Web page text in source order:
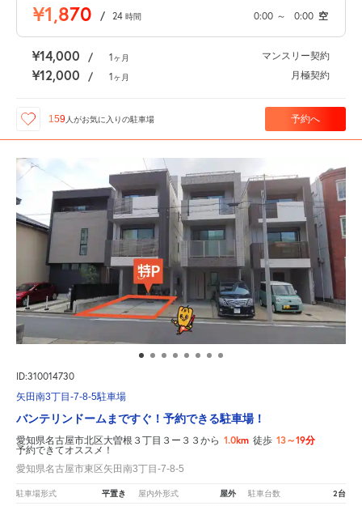
¥1,870 / 24 時間 0:00 ～ 0:00 空
¥14,000 / 1ヶ月 マンスリー契約
¥12,000 / 1ヶ月 月極契約
159人がお気に入りの駐車場 予約へ
ID:310014730
矢田南3丁目-7-8-5駐車場
バンテリンドームまですぐ！予約できる駐車場！
愛知県名古屋市北区大曽根３丁目３ー３３から 1.0km 徒歩 13～19分
予約できてオススメ！
愛知県名古屋市東区矢田南3丁目-7-8-5
駐車場形式 平置き 屋内外形式 屋外 駐車台数 2台